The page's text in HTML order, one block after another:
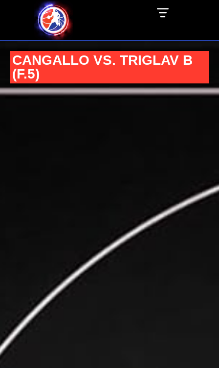
CANGALLO VS. TRIGLAV B
(F.5)